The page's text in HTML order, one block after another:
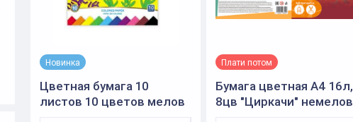
Новинка
Цветная бумага 10
листов 10 цветов мелов
Плати потом
Бумага цветная А4 16л,
8цв "Циркачи" немелов